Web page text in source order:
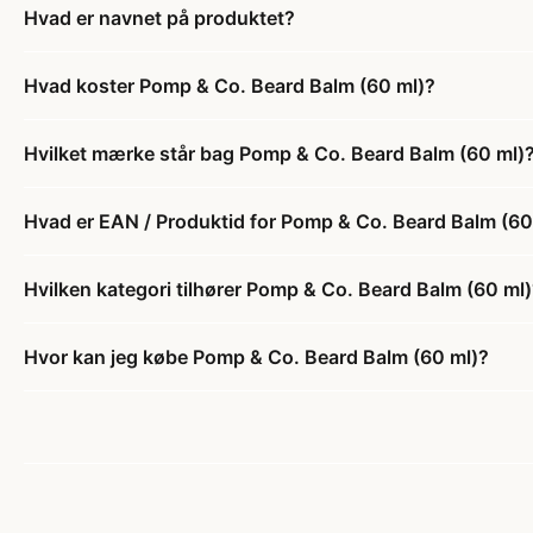
Hvad er navnet på produktet?
Hvad koster Pomp & Co. Beard Balm (60 ml)?
Hvilket mærke står bag Pomp & Co. Beard Balm (60 ml)?
Hvad er EAN / Produktid for Pomp & Co. Beard Balm
Hvilken kategori tilhører Pomp & Co. Beard Balm (60
Hvor kan jeg købe Pomp & Co. Beard Balm (60 ml)?